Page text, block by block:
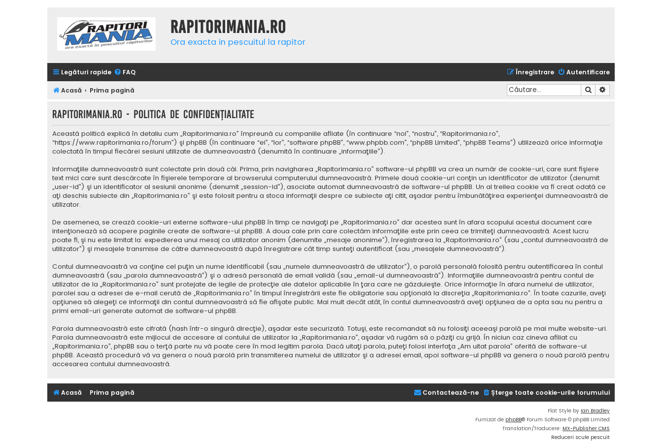
Rapitorimania.ro
Ora exacta in pescuitul la rapitor
Legături rapide FAQ Autentificare
Înregistrare
Acasă Prima pagină Căutare
Rapitorimania.ro - Politica de confidenţialitate
Această politică explică în detaliu cum „Rapitorimania.ro” împreună cu companiile afliate (în continuare “noi”, “nostru”, “Rapitorimania.ro”,
“https://www.rapitorimania.ro/forum”) şi phpBB (în continuare “ei”, “lor”, “software phpBB”, “www.phpbb.com”, “phpBB Limited”, “phpBB Teams”) utilizează orice informaţie
colectată în timpul fiecărei sesiuni utilizate de dumneavoastră (denumită în continuare „informaţiile”).
Informaţiile dumneavoastră sunt colectate prin două căi. Prima, prin navigharea „Rapitorimania.ro” software-ul phpBB va crea un număr de cookie-uri, care sunt fişiere
text mici care sunt descărcate în fişierele temporare al browserului computerului dumneavoastră. Primele două cookie-uri conţin un identificator de utilizator (denumit
„user-id”) şi un identificator al sesiunii anonime (denumit „session-id”), asociate automat dumneavoastră de software-ul phpBB. Un al treilea cookie va fi creat odată ce
aţi deschis subiecte din „Rapitorimania.ro” şi este folosit pentru a stoca informaţii despre ce subiecte aţi citit, aşadar pentru îmbunătăţirea experienţei dumneavoastră de
utilizator.
De asemenea, se crează cookie-uri externe software-ului phpBB în timp ce navigaţi pe „Rapitorimania.ro” dar acestea sunt în afara scopului acestui document care
intenţionează să acopere paginile create de software-ul phpBB. A doua cale prin care colectăm informaţiile este prin ceea ce trimiteţi dumneavoastră. Acest lucru
poate fi, şi nu este limitat la: expedierea unui mesaj ca utilizator anonim (denumite „mesaje anonime”), înregistrarea la „Rapitorimania.ro” (sau „contul dumneavoastră de
utilizator”) şi mesajele transmise de către dumneavoastră după înregistrare cât timp sunteţi autentificat (sau „mesajele dumneavoastră”).
Contul dumneavoastră va conţine cel puţin un nume identificabil (sau „numele dumneavoastră de utilizator”), o parolă personală folosită pentru autentificarea în contul
dumneavoastră (sau „parola dumneavoastră”) şi o adresă personală de email validă (sau „email-ul dumneavoastră”). Informaţiile dumneavoastră pentru contul de
utilizator de la „Rapitorimania.ro” sunt protejate de legile de protecţie ale datelor aplicabile în ţara care ne găzduieşte. Orice informaţie în afara numelui de utilizator,
parolei sau a adresei de e-mail cerută de „Rapitorimania.ro” în timpul înregistrării este fie obligatorie sau opţională la discreţia „Rapitorimania.ro”. În toate cazurile, aveţi
opţiunea să alegeţi ce informaţii din contul dumneavoastră să fie afişate public. Mai mult decât atât, în contul dumneavoastră aveţi opţiunea de a opta sau nu pentru a
primi email-uri generate automat de software-ul phpBB.
Parola dumneavoastră este cifrată (hash într-o singură direcţie), aşadar este securizată. Totuşi, este recomandat să nu folosiţi aceeaşi parolă pe mai multe website-uri.
Parola dumneavoastră este mijlocul de accesare al contului de utilizator la „Rapitorimania.ro”, aşadar vă rugăm să o păziţi cu grijă. În niciun caz cineva afiliat cu
„Rapitorimania.ro”, phpBB sau o terţă parte nu vă poate cere în mod legitim parola. Dacă uitaţi parola, puteţi folosi interfaţa „Am uitat parola” oferită de software-ul
phpBB. Această procedură vă va genera o nouă parolă prin transmiterea numelui de utilizator şi a adresei email, apoi software-ul phpBB va genera o nouă parolă pentru
accesarea contului dumneavoastră.
Acasă Prima pagină Şterge toate cookie-urile forumului
Contactează-ne
Flat Style by Ian Bradley
Furnizat de phpBB® Forum Software © phpBB Limited
Translation/Traducere: MX-Publisher CMS
Reduceri scule pescuit